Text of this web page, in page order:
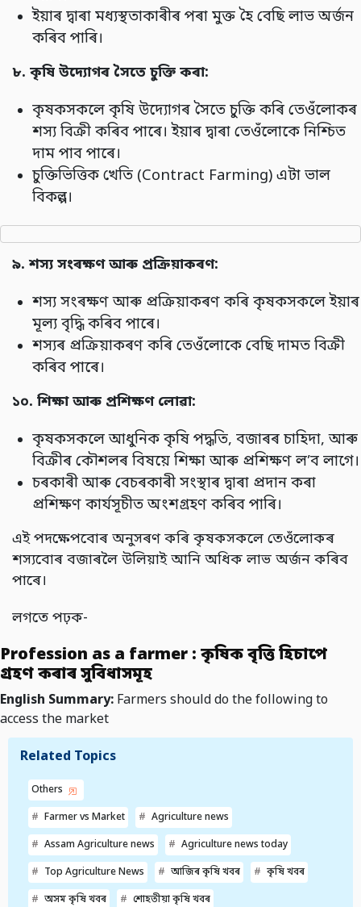
ইয়াৰ দ্বাৰা মধ্যস্থতাকাৰীৰ পৰা মুক্ত হৈ বেছি লাভ অৰ্জন
কৰিব পাৰি।
৮. কৃষি উদ্যোগৰ সৈতে চুক্তি কৰা:
কৃষকসকলে কৃষি উদ্যোগৰ সৈতে চুক্তি কৰি তেওঁলোকৰ
শস্য বিক্ৰী কৰিব পাৰে। ইয়াৰ দ্বাৰা তেওঁলোকে নিশ্চিত
দাম পাব পাৰে।
চুক্তিভিত্তিক খেতি (Contract Farming) এটা ভাল
বিকল্প।
৯.শস্য সংৰক্ষণ আৰু প্ৰক্ৰিয়াকৰণ:
শস্য সংৰক্ষণ আৰু প্ৰক্ৰিয়াকৰণ কৰি কৃষকসকলে ইয়াৰ
মূল্য বৃদ্ধি কৰিব পাৰে।
শস্যৰ প্ৰক্ৰিয়াকৰণ কৰি তেওঁলোকে বেছি দামত বিক্ৰী
কৰিব পাৰে।
১০. শিক্ষা আৰু প্ৰশিক্ষণ লোৱা:
কৃষকসকলে আধুনিক কৃষি পদ্ধতি, বজাৰৰ চাহিদা, আৰু
বিক্ৰীৰ কৌশলৰ বিষয়ে শিক্ষা আৰু প্ৰশিক্ষণ ল’ব লাগে।
চৰকাৰী আৰু বেচৰকাৰী সংস্থাৰ দ্বাৰা প্ৰদান কৰা
প্ৰশিক্ষণ কাৰ্যসূচীত অংশগ্ৰহণ কৰিব পাৰি।
এই পদক্ষেপবোৰ অনুসৰণ কৰি কৃষকসকলে তেওঁলোকৰ
শস্যবোৰ বজাৰলৈ উলিয়াই আনি অধিক লাভ অৰ্জন কৰিব
পাৰে।
লগতে পঢ়ক-
Profession as a farmer : কৃষিক বৃত্তি হিচাপে
গ্ৰহণ কৰাৰ সুবিধাসমূহ
English Summary: Farmers should do the following to
access the market
Related Topics
Others
Farmer vs Market Agriculture news
Assam Agriculture news Agriculture news today
Top Agriculture News আজিৰ কৃষি খবৰ কৃষি খবৰ
অসম কৃষি খবৰ শোহতীয়া কৃষি খবৰ